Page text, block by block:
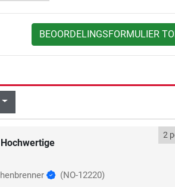
BEOORDELINGSFORMULIER
Hochwertige
2
(NO-12220)